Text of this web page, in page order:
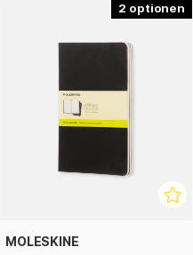
2
MOLESKINE